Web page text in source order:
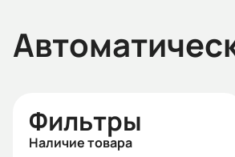
Фильтры
Наличие товара